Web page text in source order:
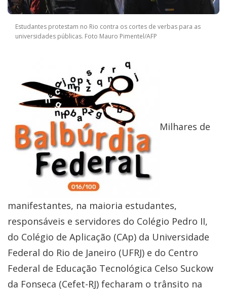
Estudantes protestam no Rio contra os cortes de verbas para as
universidades públicas. Foto Mauro Pimentel/AFP
Milhares de
manifestantes, na maioria estudantes,
responsáveis e servidores do Colégio Pedro II,
do Colégio de Aplicação (CAp) da Universidade
Federal do Rio de Janeiro (UFRJ) e do Centro
Federal de Educação Tecnológica Celso Suckow
da Fonseca (Cefet-RJ) fecharam o trânsito na